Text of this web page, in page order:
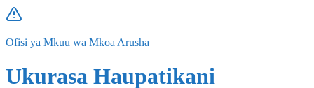
Ofisi ya Mkuu wa Mkoa Arusha
Ukurasa Haupatikani